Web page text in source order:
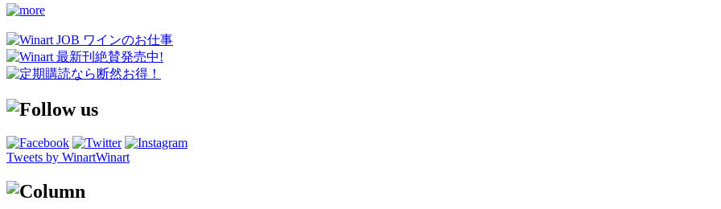
Tweets by WinartWinart